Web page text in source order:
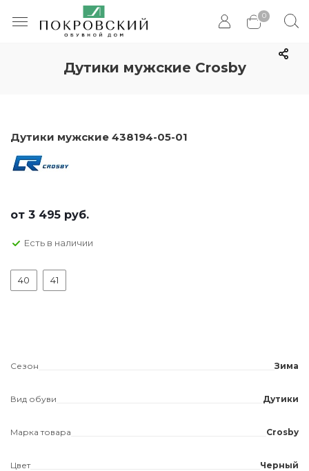
0
Дутики мужские Crosby
Дутики мужские 438194-05-01
от 3 495 руб.
Есть в наличии
40 41
Сезон Зима
Вид обуви Дутики
Марка товара Crosby
Цвет Черный